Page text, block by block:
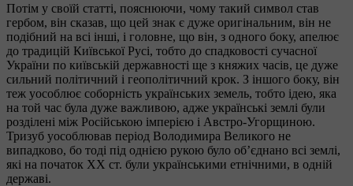
Потім у своїй статті, пояснюючи, чому такий символ став
гербом, він сказав, що цей знак є дуже оригінальним, він не
подібний на всі інші, і головне, що він, з одного боку, апелює
до традицій Київської Русі, тобто до спадковості сучасної
України по київській державності ще з княжих часів, це дуже
сильний політичний і геополітичний крок. З іншого боку, він
теж уособлює соборність українських земель, тобто ідею, яка
на той час була дуже важливою, адже українські землі були
розділені між Російською імперією і Австро-Угорщиною.
Тризуб уособлював період Володимира Великого не
випадково, бо тоді під однією рукою було об’єднано всі землі,
які на початок ХХ ст. були українськими етнічними, в одній
державі.